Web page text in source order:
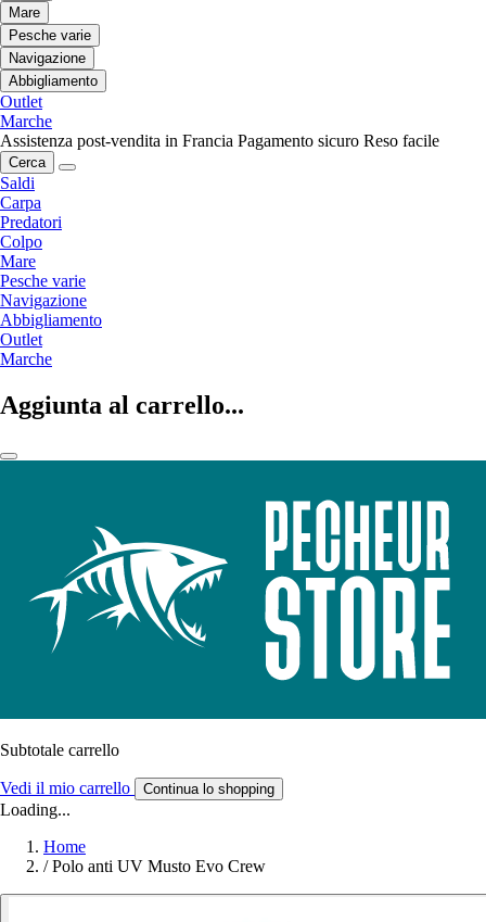
Mare
Pesche varie
Navigazione
Abbigliamento
Outlet
Marche
Assistenza post-vendita in Francia Pagamento sicuro Reso facile
Cerca
Saldi
Carpa
Predatori
Colpo
Mare
Pesche varie
Navigazione
Abbigliamento
Outlet
Marche
Aggiunta al carrello...
Subtotale carrello
Vedi il mio carrello Continua lo shopping
Loading...
Home
/ Polo anti UV Musto Evo Crew